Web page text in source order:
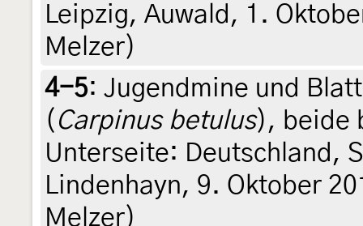
Leipzig, Auwald, 1.
Melzer)
4-5: Jugendmine und
( Carpinus betulus), beide
Unterseite: Deutschland,
Lindenhayn, 9. Oktober
Melzer)